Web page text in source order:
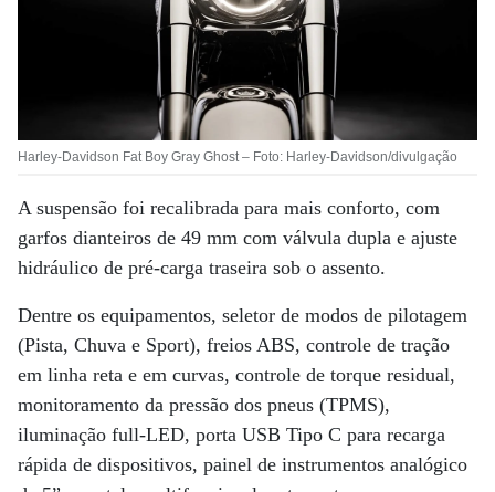
Harley-Davidson Fat Boy Gray Ghost – Foto: Harley-Davidson/divulgação
A suspensão foi recalibrada para mais conforto, com
garfos dianteiros de 49 mm com válvula dupla e ajuste
hidráulico de pré-carga traseira sob o assento.
Dentre os equipamentos, seletor de modos de pilotagem
(Pista, Chuva e Sport), freios ABS, controle de tração
em linha reta e em curvas, controle de torque residual,
monitoramento da pressão dos pneus (TPMS),
iluminação full-LED, porta USB Tipo C para recarga
rápida de dispositivos, painel de instrumentos analógico